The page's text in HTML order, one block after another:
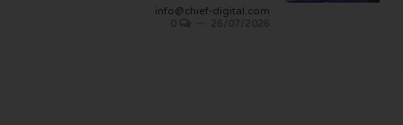
info@chief-digital.com